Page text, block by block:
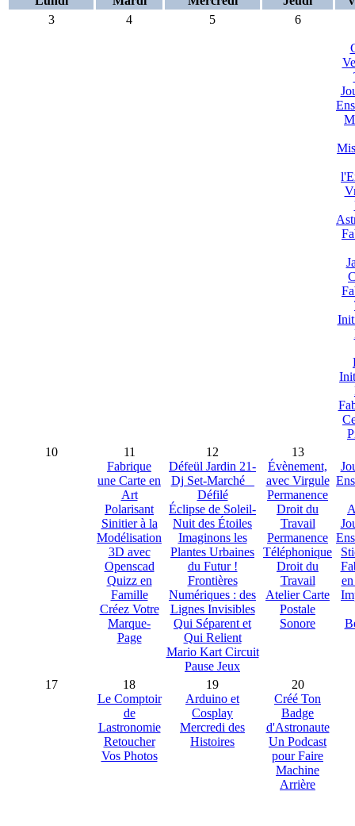
3
4 5 6
10
11
Fabrique
une Carte en
Art
Polarisant
Sinitier à la
Modélisation
3D avec
Openscad
Quizz en
Famille
Créez Votre
Marque-
Page
12
Défeül Jardin 21-
Dj Set-Marché _
Défilé
Éclipse de Soleil-
Nuit des Étoiles
Imaginons les
Plantes Urbaines
du Futur !
Frontières
Numériques : des
Lignes Invisibles
Qui Séparent et
Qui Relient
Mario Kart Circuit
Pause Jeux
13
Évènement,
avec Virgule
Permanence
Droit du
Travail
Permanence
Téléphonique
Droit du
Travail
Atelier Carte
Postale
Sonore
17
18
Le Comptoir
de
Lastronomie
Retoucher
Vos Photos
19
Arduino et
Cosplay
Mercredi des
Histoires
20
Créé Ton
Badge
d'Astronaute
Un Podcast
pour Faire
Machine
Arrière